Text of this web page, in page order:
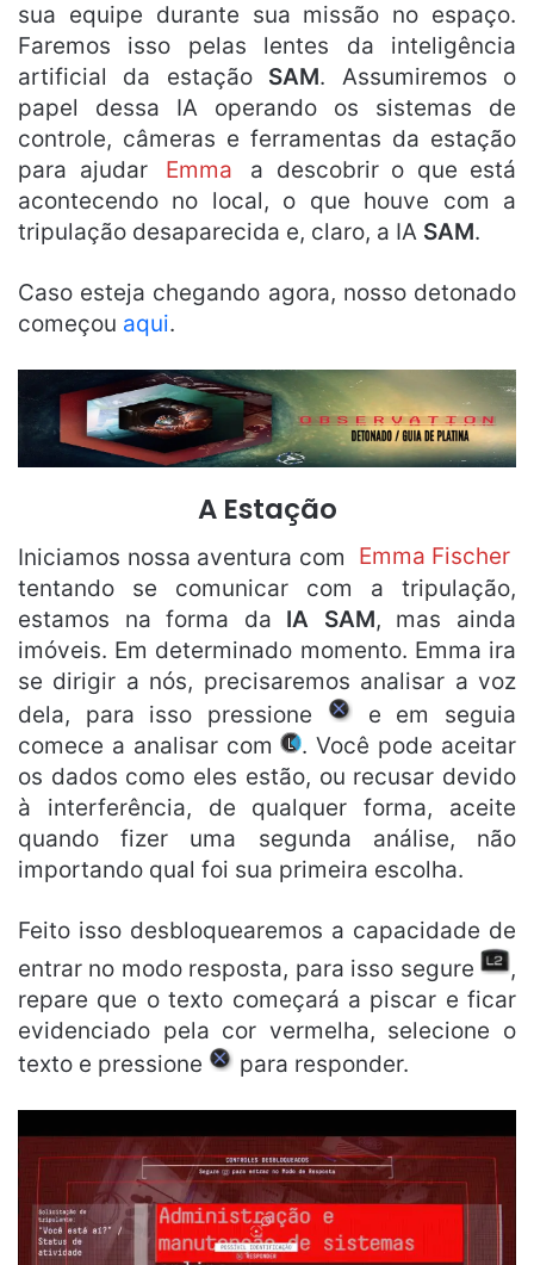
sua equipe durante sua missão no espaço.
Faremos isso pelas lentes da inteligência
artificial da estação SAM. Assumiremos o
papel dessa IA operando os sistemas de
controle, câmeras e ferramentas da estação
para ajudar
Emma
a descobrir o que está
acontecendo no local, o que houve com a
tripulação desaparecida e, claro, a IA SAM.
Caso esteja chegando agora, nosso detonado
começou aqui.
A Estação
Iniciamos nossa aventura com
Emma Fischer
tentando se comunicar com a tripulação,
estamos na forma da IA SAM, mas ainda
imóveis. Em determinado momento. Emma ira
se dirigir a nós, precisaremos analisar a voz
dela, para isso pressione
e em seguia
comece a analisar com
. Você pode aceitar
os dados como eles estão, ou recusar devido
à interferência, de qualquer forma, aceite
quando fizer uma segunda análise, não
importando qual foi sua primeira escolha.
Feito isso desbloquearemos a capacidade de
entrar no modo resposta, para isso segure
,
repare que o texto começará a piscar e ficar
evidenciado pela cor vermelha, selecione o
texto e pressione
para responder.